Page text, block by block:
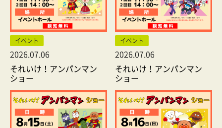
イベント
2026.07.06
それいけ！アンパンマン
ショー
イベント
2026.07.06
それいけ！アンパンマン
ショー